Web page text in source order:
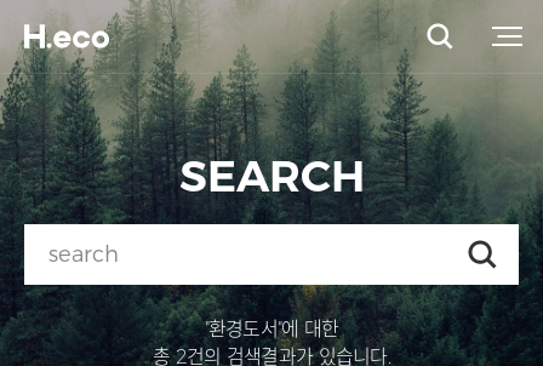
SEARCH
"환경도서"에 대한
총 2건의 검색결과가 있습니다.